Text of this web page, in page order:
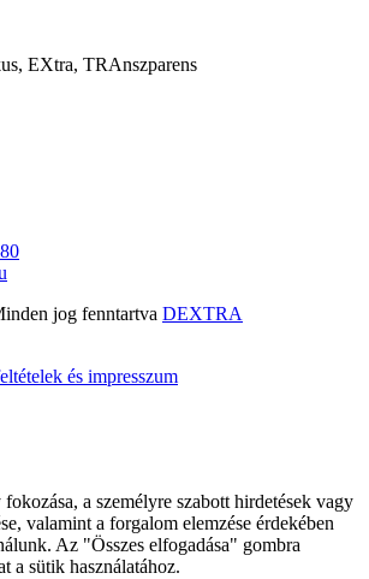
EXtra, TRAnszparens
jog fenntartva DEXTRA
és impresszum
a személyre szabott hirdetések vagy
valamint a forgalom elemzése érdekében
Az "Összes elfogadása" gombra
a sütik használatához.